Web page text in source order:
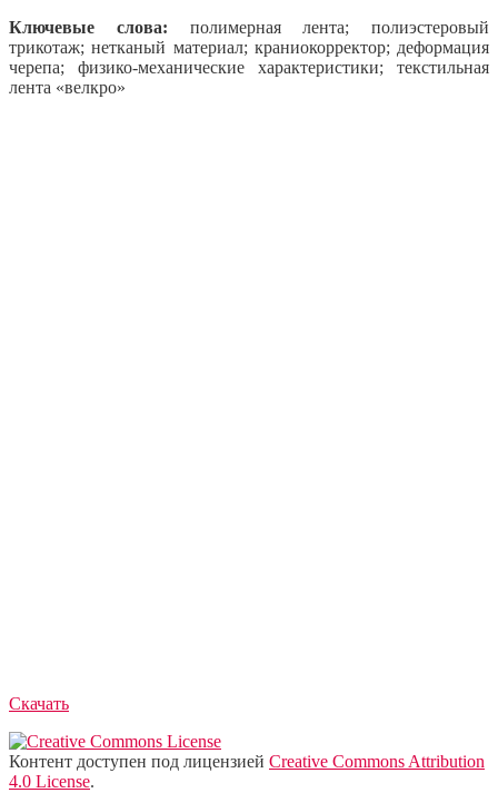
Ключевые слова: полимерная лента; полиэстеровый
трикотаж; нетканый материал; краниокорректор; деформация
черепа; физико-механические характеристики; текстильная
лента «велкро»
Скачать
Контент доступен под лицензией Creative Commons Attribution
4.0 License.